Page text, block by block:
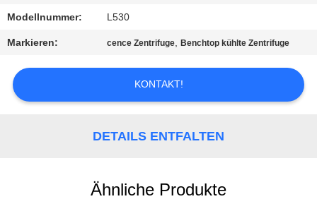
NEUIGKEITEN
VR
Modellnummer: L530
Markieren: cence Zentrifuge,Benchtop kühlte Zentrifuge
KONTAKT!
DETAILS ENTFALTEN
Ähnliche Produkte